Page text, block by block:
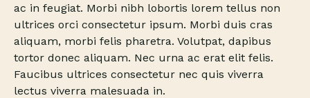
ac in feugiat. Morbi nibh lobortis lorem tellus non
ultrices orci consectetur ipsum. Morbi duis cras
aliquam, morbi felis pharetra. Volutpat, dapibus
tortor donec aliquam. Nec urna ac erat elit felis.
Faucibus ultrices consectetur nec quis viverra
lectus viverra malesuada in.